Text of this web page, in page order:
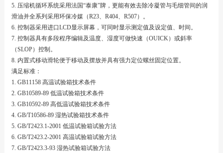
5. 压缩机循环系统采用法国“泰康”牌，更能有效去除冷凝管与毛细管间的润
滑油并全系列采用环保冷媒（R23、R404、R507）。
6. 控制器采用进口LCD显示屏幕，可同时显示测定值及设定值、时间。
7. 控制器具有多段程序编辑及温度、湿度可做快速（OUICK）或斜率
（SLOP）控制。
8. 内置式移动滑轮便于移动及摆放并具有强力定位螺丝固定位置。
满足标准：
1. GB11158 高温试验箱技术条件
2. GB10589-89 低温试验箱技术条件
3. GB10592-89 高低温试验箱技术条件
4. GB/T10586-89 湿热试验箱技术条件
5. GB/T2423.1-2001 低温试验箱试验方法
6. GB/T2423.2-2001 高温试验箱试验方法
7. GB/T2423.3-93 湿热试验箱试验方法